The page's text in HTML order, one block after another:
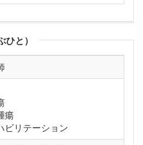
と）
瘍
ビリテーション